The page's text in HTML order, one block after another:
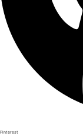
Pinterest